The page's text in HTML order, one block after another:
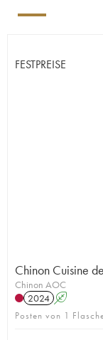
FESTPREISE
Chinon Cuisine
Chinon AOC
2024 A
Posten von 1